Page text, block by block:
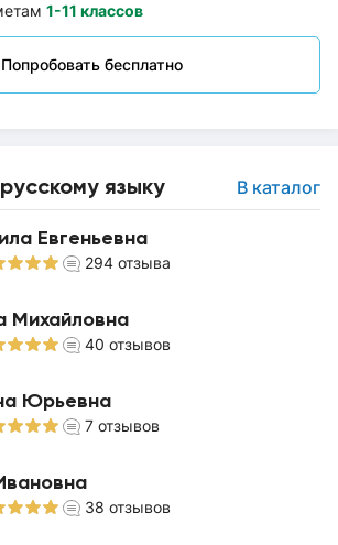
1-11 классов
Попробовать бесплатно
языку В каталог
Евгеньевна
294 отзыва
Михайловна
40 отзывов
Юрьевна
7 отзывов
38 отзывов